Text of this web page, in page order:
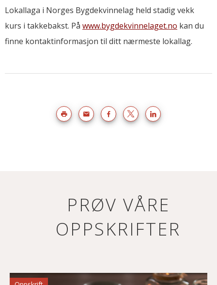
Lokallaga i Norges Bygdekvinnelag held stadig vekk
kurs i takkebakst. På www.bygdekvinnelaget.no kan du
finne kontaktinformasjon til ditt nærmeste lokallag.
PRØV VÅRE
OPPSKRIFTER